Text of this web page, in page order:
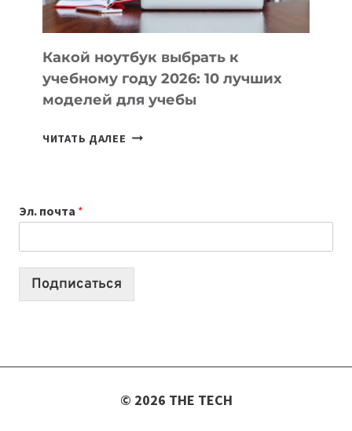
СЛОЖНОГО
КОДА
Какой ноутбук выбрать к
учебному году 2026: 10 лучших
моделей для учебы
ЧИТАТЬ ДАЛЕЕ КАКОЙ
2026:
10
Эл. почта *
Подписаться
© 2026 THE TECH